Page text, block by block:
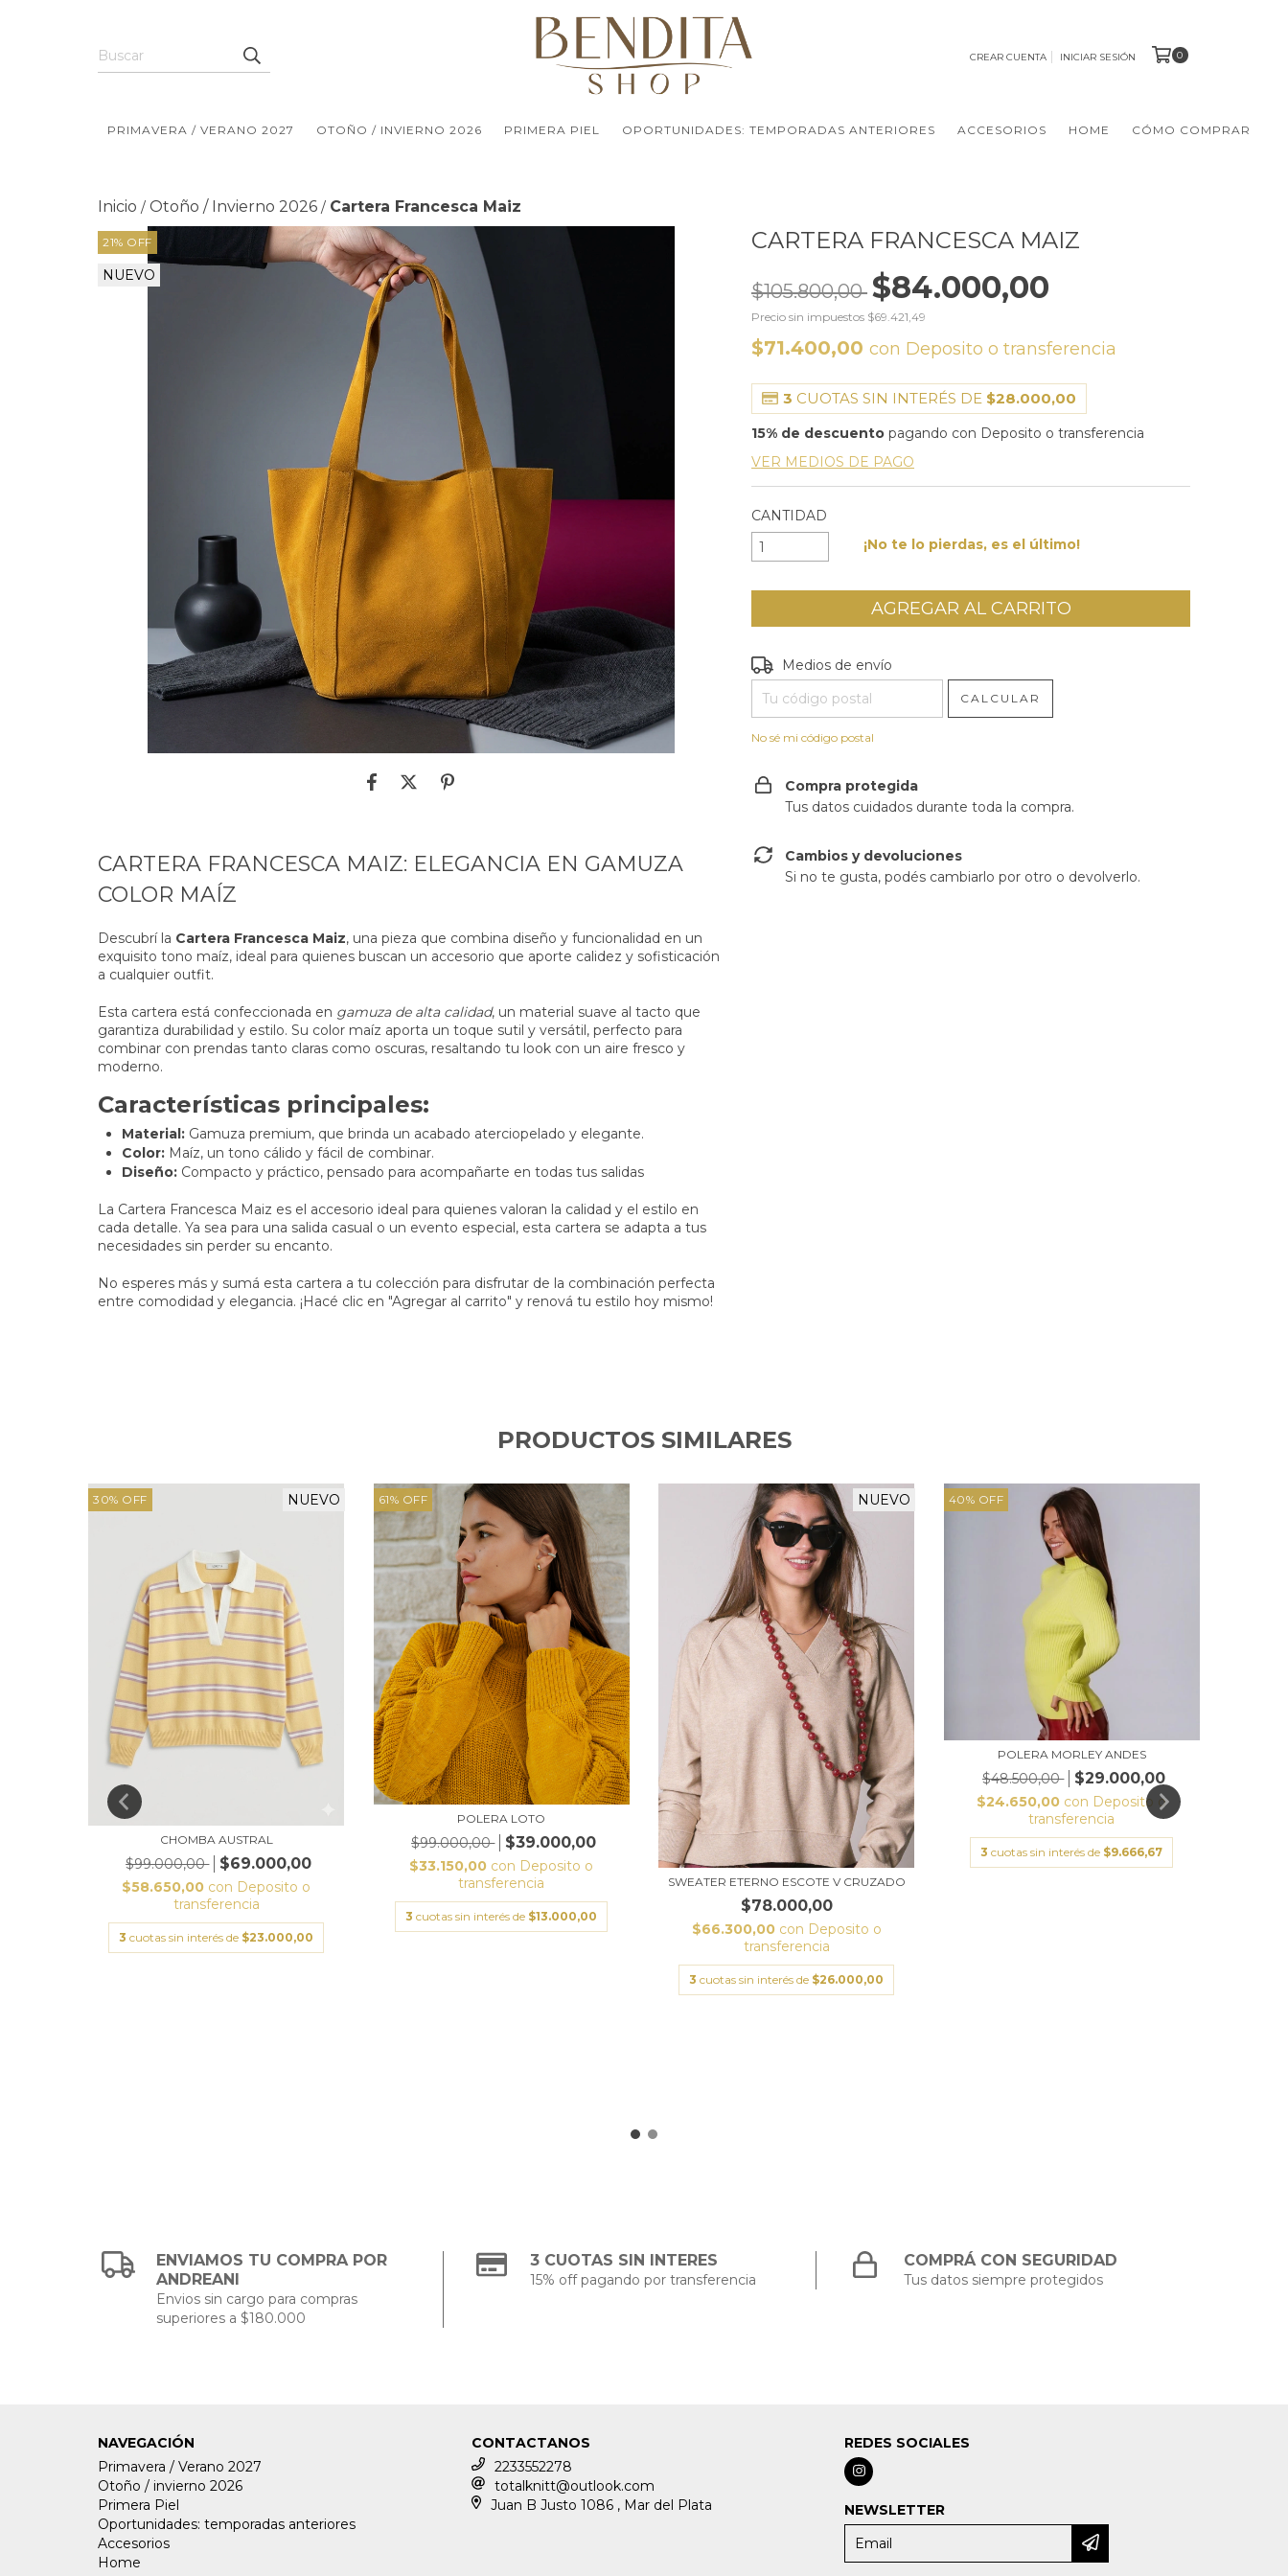
CREAR CUENTA INICIAR SESIÓN 0
PRIMAVERA / VERANO 2027 OTOÑO / INVIERNO 2026 PRIMERA PIEL OPORTUNIDADES: TEMPORADAS ANTERIORES ACCESORIOS HOME CÓMO COMPRAR
Inicio / Otoño / Invierno 2026 / Cartera Francesca Maiz
21% OFF
NUEVO
CARTERA FRANCESCA MAIZ: ELEGANCIA EN GAMUZA
COLOR MAÍZ
Descubrí la Cartera Francesca Maiz, una pieza que combina diseño y funcionalidad en un
exquisito tono maíz, ideal para quienes buscan un accesorio que aporte calidez y sofisticación
a cualquier outfit.
Esta cartera está confeccionada en gamuza de alta calidad, un material suave al tacto que
garantiza durabilidad y estilo. Su color maíz aporta un toque sutil y versátil, perfecto para
combinar con prendas tanto claras como oscuras, resaltando tu look con un aire fresco y
moderno.
Características principales:
Material: Gamuza premium, que brinda un acabado aterciopelado y elegante.
Color: Maíz, un tono cálido y fácil de combinar.
Diseño: Compacto y práctico, pensado para acompañarte en todas tus salidas
La Cartera Francesca Maiz es el accesorio ideal para quienes valoran la calidad y el estilo en
cada detalle. Ya sea para una salida casual o un evento especial, esta cartera se adapta a tus
necesidades sin perder su encanto.
No esperes más y sumá esta cartera a tu colección para disfrutar de la combinación perfecta
entre comodidad y elegancia. ¡Hacé clic en "Agregar al carrito" y renová tu estilo hoy mismo!
CARTERA FRANCESCA MAIZ
$105.800,00 $84.000,00
Precio sin impuestos $69.421,49
$71.400,00con Deposito o transferencia
3 CUOTAS SIN INTERÉS DE $28.000,00
15% de descuento pagando con Deposito o transferencia
VER MEDIOS DE PAGO
CANTIDAD
¡No te lo pierdas, es el último!
Entregas para el CP:
Medios de envío
CALCULAR
No sé mi código postal
Compra protegida
Tus datos cuidados durante toda la compra.
Cambios y devoluciones
Si no te gusta, podés cambiarlo por otro o devolverlo.
PRODUCTOS SIMILARES
30% OFF NUEVO
CHOMBA AUSTRAL
$99.000,00 $69.000,00
$58.650,00 con Deposito o
transferencia
3 cuotas sin interés de $23.000,00
61% OFF
POLERA LOTO
$99.000,00 $39.000,00
$33.150,00 con Deposito o
transferencia
3 cuotas sin interés de $13.000,00
NUEVO
SWEATER ETERNO ESCOTE V CRUZADO
$78.000,00
$66.300,00 con Deposito o
transferencia
3 cuotas sin interés de $26.000,00
40% OFF
POLERA MORLEY ANDES
$48.500,00 $29.000,00
$24.650,00 con Deposito o
transferencia
3 cuotas sin interés de $9.666,67
ENVIAMOS TU COMPRA POR
ANDREANI
Envios sin cargo para compras
superiores a $180.000
3 CUOTAS SIN INTERES
15% off pagando por transferencia
COMPRÁ CON SEGURIDAD
Tus datos siempre protegidos
NAVEGACIÓN
Primavera / Verano 2027
Otoño / invierno 2026
Primera Piel
Oportunidades: temporadas anteriores
Accesorios
Home
CONTACTANOS
2233552278
totalknitt@outlook.com
Juan B Justo 1086 , Mar del Plata
REDES SOCIALES
NEWSLETTER